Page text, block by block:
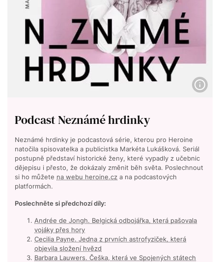
Podcast Neznámé hrdinky
Neznámé hrdinky je podcastová série, kterou pro Heroine
natočila spisovatelka a publicistka Markéta Lukášková. Seriál
postupně představí historické ženy, které vypadly z učebnic
dějepisu i přesto, že dokázaly změnit běh světa. Poslechnout
si ho můžete na webu heroine.cz a na podcastových
platformách.
Poslechněte si předchozí díly:
Andrée de Jongh. Belgická odbojářka, která pašovala
vojáky přes hory
Cecilia Payne. Jedna z prvních astrofyziček, která
objevila složení hvězd
Barbara Lauwers. Češka, která ve Spojených státech